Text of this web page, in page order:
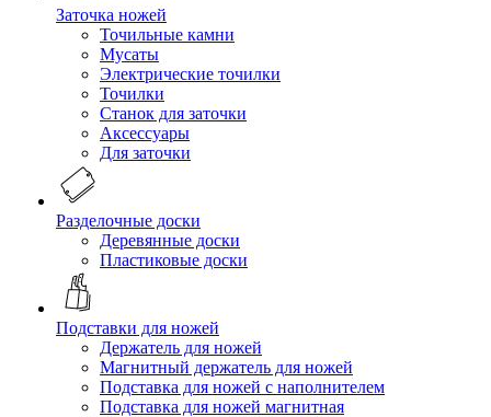
Заточка ножей
Точильные камни
Мусаты
Электрические точилки
Точилки
Станок для заточки
Аксессуары
Для заточки
Разделочные доски
Деревянные доски
Пластиковые доски
Подставки для ножей
Держатель для ножей
Магнитный держатель для ножей
Подставка для ножей с наполнителем
Подставка для ножей магнитная